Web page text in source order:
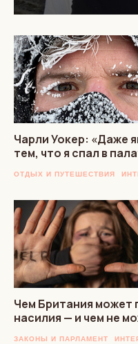
Чарли Уокер: «Даже
тем, что я спал в
ОТДЫХ И ПУТЕШЕСТВИЯ
Чем Британия может
насилия — и чем не
ЗАКОНЫ И ПАРЛАМЕНТ